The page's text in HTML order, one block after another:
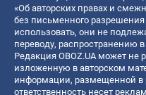
«Об авторских правах и
без письменного
использовать, они не
переводу, распространению
Редакция OBOZ.UA может не
изложенную в авторском
информации, размещенной в
ответственность несет